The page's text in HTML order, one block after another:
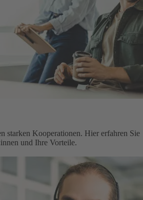
starken Kooperationen. Hier erfahren Sie
und Ihre Vorteile.